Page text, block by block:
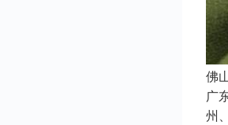
佛
广
州